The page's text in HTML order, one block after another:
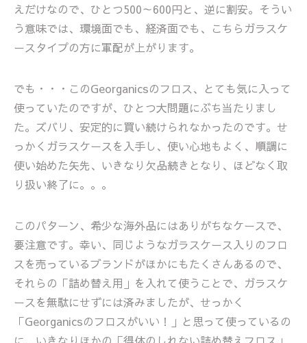
えだけなので、ひとつ500～600円と、逆に割安。そうい
う意味では、環境面でも、経済面でも、こちらガラスケ
ースタイプの方に軍配が上がります。
でも・・・このGeorganicsのフロス、とても気に入って
使っていたのですが、ひとつ大問題にぶち当たりまし
た。ズバリ、安定的に買い続けられなかったのです。せ
っかくガラスケースを入手し、使い心地もよく、順調に
使い始めた矢先、いきなり欠品続きとなり、ほどなく取
り扱い終了に。。。
このパターン、希少な海外品にはありがちなケースで、
要注意です。幸い、同じようなガラスケース入りのフロ
スを売っているブランドがほかにもたくさんあるので、
それらの「詰め替え用」を入れて使うことで、ガラスケ
ースを無駄にせずには済みましたが、せっかく
「Georganicsのフロスがいい！」と思って使っているの